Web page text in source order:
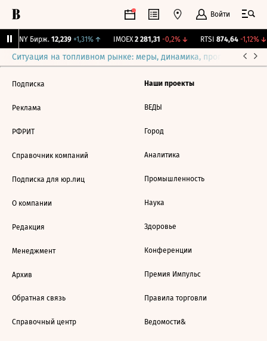
Войти
CNY Бирж. 12,239 +1,31%↑ IMOEX 2 281,31 -0,2%↓ RTSI 874,64 -1,12%↓
Ситуация на топливном рынке: меры, динамика, прогнозы
Подписка
Реклама
РФРИТ
Справочник компаний
Подписка для юр.лиц
О компании
Редакция
Менеджмент
Архив
Обратная связь
Справочный центр
Наши проекты
ВЕДЫ
Город
Аналитика
Промышленность
Наука
Здоровье
Конференции
Премия Импульс
Правила торговли
Ведомости&